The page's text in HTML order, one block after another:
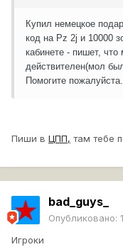
Купил немецкое
код на Pz 2j и 10000
кабинете - пишет,
действителен(мол
Помогите
Пиши в ЦПП, там тебе
bad_guys_
Опубликовано:
Игроки